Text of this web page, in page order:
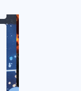
Sans Serif
浅阴影